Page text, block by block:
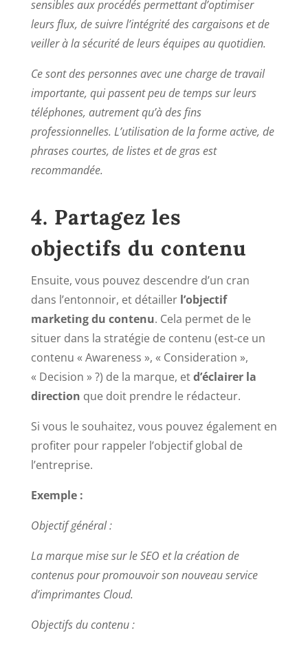
sensibles aux procédés permettant d’optimiser
leurs flux, de suivre l’intégrité des cargaisons et de
veiller à la sécurité de leurs équipes au quotidien.
Ce sont des personnes avec une charge de travail
importante, qui passent peu de temps sur leurs
téléphones, autrement qu’à des fins
professionnelles. L’utilisation de la forme active, de
phrases courtes, de listes et de gras est
recommandée.
4. Partagez les
objectifs du contenu
Ensuite, vous pouvez descendre d’un cran
dans l’entonnoir, et détailler l’objectif
marketing du contenu. Cela permet de le
situer dans la stratégie de contenu (est-ce un
contenu « Awareness », « Consideration »,
« Decision » ?) de la marque, etd’éclairer la
direction que doit prendre le rédacteur.
Si vous le souhaitez, vous pouvez également en
profiter pour rappeler l’objectif global de
l’entreprise.
Exemple :
Objectif général :
La marque mise sur le SEO et la création de
contenus pour promouvoir son nouveau service
d’imprimantes Cloud.
Objectifs du contenu :